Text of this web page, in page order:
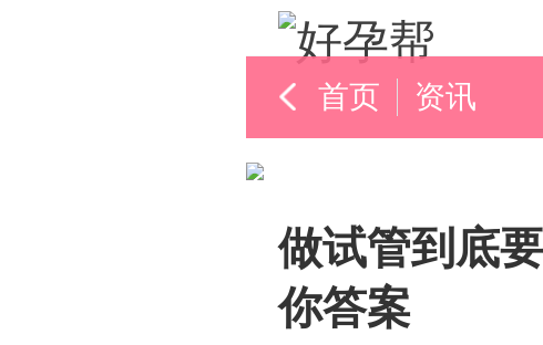
首页 资讯
做试管到底
你答案